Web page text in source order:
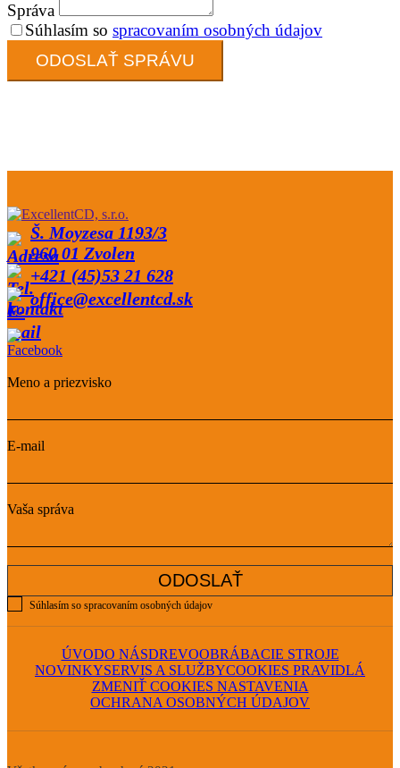
Správa
Súhlasím so spracovaním osobných údajov
Š. Moyzesa 1193/3
960 01 Zvolen
+421 (45)53 21 628
office@excellentcd.sk
Meno a priezvisko
E-mail
Vaša správa
ODOSLAŤ
Súhlasím so spracovaním osobných údajov
ÚVODO NÁSDREVOOBRÁBACIE STROJE
NOVINKYSERVIS A SLUŽBYCOOKIES PRAVIDLÁ
ZMENIŤ COOKIES NASTAVENIA
OCHRANA OSOBNÝCH ÚDAJOV